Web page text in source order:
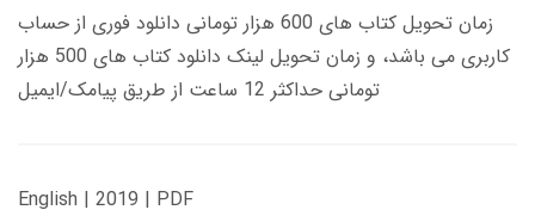
زمان تحویل کتاب های 600 هزار تومانی دانلود فوری از حساب
کاربری می باشد، و زمان تحویل لینک دانلود کتاب های 500 هزار
تومانی حداکثر 12 ساعت از طریق پیامک/ایمیل
English | 2019 | PDF